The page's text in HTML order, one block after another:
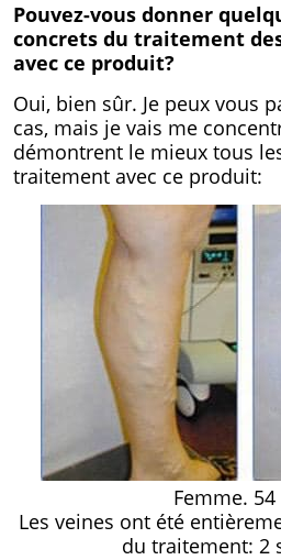
Pouvez-vous donner
concrets du traitement
avec ce produit?
Oui, bien sûr. Je peux vous
cas, mais je vais me
démontrent le mieux tous
traitement avec ce produit:
Femme. 54
Les veines ont été
du traitement: 2